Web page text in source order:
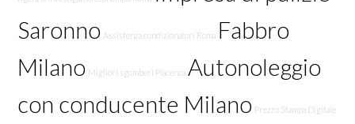
Saronno Assistenza condizionatori Roma Fabbro
Milano Migliori sgomberi Piacenza Autonoleggio
con conducente Milano Prezzo Stampa Digitale